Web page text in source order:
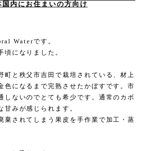
国内にお住まいの方向け
Waterです。
頃になりました。
町と秩父市吉田で栽培されている、材上
色になるまで完熟させたかぼすです。市
しないのでとても希少です。通常のカボ
甘みが感じられます。
棄されてしまう果皮を手作業で加工・蒸